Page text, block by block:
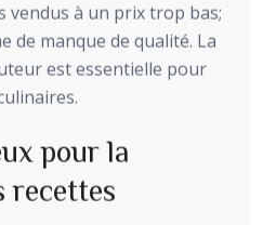
vendus à un prix trop bas;
de manque de qualité. La
est essentielle pour
pour la
recettes